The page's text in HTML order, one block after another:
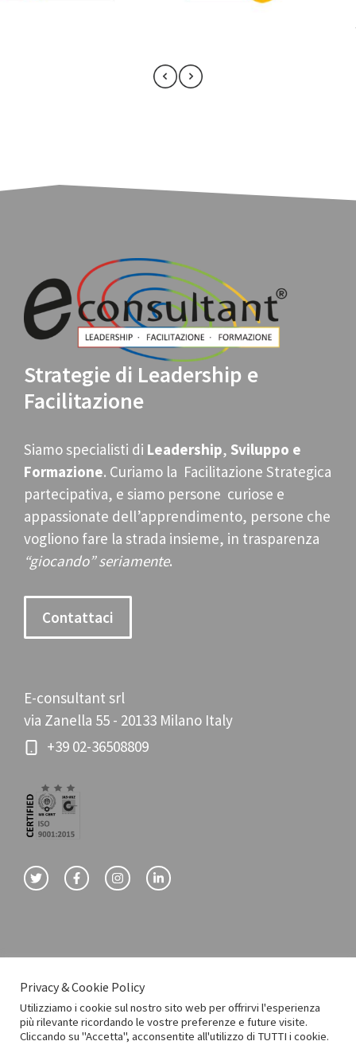
Strategie di Leadership e
Facilitazione
Siamo specialisti di Leadership, Sviluppo e
Formazione. Curiamo la Facilitazione Strategica
partecipativa, e siamo persone curiose e
appassionate dell’apprendimento, persone che
vogliono fare la strada insieme, in trasparenza
“giocando” seriamente.
Contattaci
E-consultant srl
via Zanella 55 - 20133 Milano Italy
+39 02-36508809
© E-consultant srl
Privacy Policy
Cookie Policy
Privacy & Cookie Policy
Utilizziamo i cookie sul nostro sito web per offrirvi l'esperienza
più rilevante ricordando le vostre preferenze e future visite.
Cliccando su "Accetta", acconsentite all'utilizzo di TUTTI i cookie.